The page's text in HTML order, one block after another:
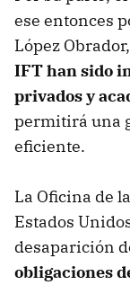
ese entonces
López Obrador,
IFT han sido
privados y
permitirá una
eficiente.
La Oficina de
Estados
desaparición
obligaciones